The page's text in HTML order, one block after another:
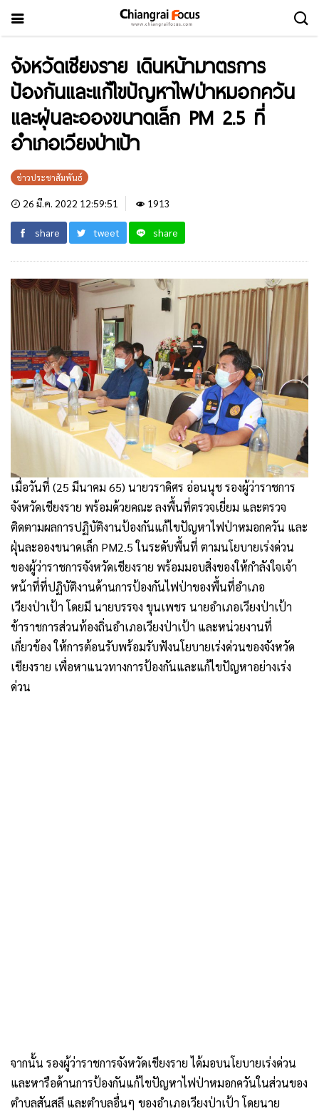
จังหวัดเชียงราย เดินหน้ามาตรการ
ป้องกันและแก้ไขปัญหาไฟป่าหมอกควัน
และฝุ่นละอองขนาดเล็ก PM 2.5 ที่
อำเภอเวียงป่าเป้า
ข่าวประชาสัมพันธ์
26 มี.ค. 2022 12:59:51 1913
share tweet share
เมื่อวันที่ (25 มีนาคม 65) นายวราดิศร อ่อนนุช รองผู้ว่าราชการ
จังหวัดเชียงราย พร้อมด้วยคณะ ลงพื้นที่ตรวจเยี่ยม และตรวจ
ติดตามผลการปฏิบัติงานป้องกันแก้ไขปัญหาไฟป่าหมอกควัน และ
ฝุ่นละอองขนาดเล็ก PM2.5 ในระดับพื้นที่ ตามนโยบายเร่งด่วน
ของผู้ว่าราชการจังหวัดเชียงราย พร้อมมอบสิ่งของให้กำลังใจเจ้า
หน้าที่ที่ปฏิบัติงานด้านการป้องกันไฟป่าของพื้นที่อำเภอ
เวียงป่าเป้า โดยมี นายบรรจง ขุนเพชร นายอำเภอเวียงป่าเป้า
ข้าราชการส่วนท้องถิ่นอำเภอเวียงป่าเป้า และหน่วยงานที่
เกี่ยวข้อง ให้การต้อนรับพร้อมรับฟังนโยบายเร่งด่วนของจังหวัด
เชียงราย เพื่อหาแนวทางการป้องกันและแก้ไขปัญหาอย่างเร่ง
ด่วน
จากนั้น รองผู้ว่าราชการจังหวัดเชียงราย ได้มอบนโยบายเร่งด่วน
และหารือด้านการป้องกันแก้ไขปัญหาไฟป่าหมอกควันในส่วนของ
ตำบลสันสลี และตำบลอื่นๆ ของอำเภอเวียงป่าเป้า โดยนาย